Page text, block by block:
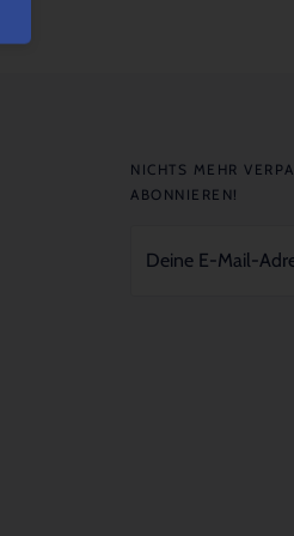
NICHTS MEHR
ABONNIEREN!